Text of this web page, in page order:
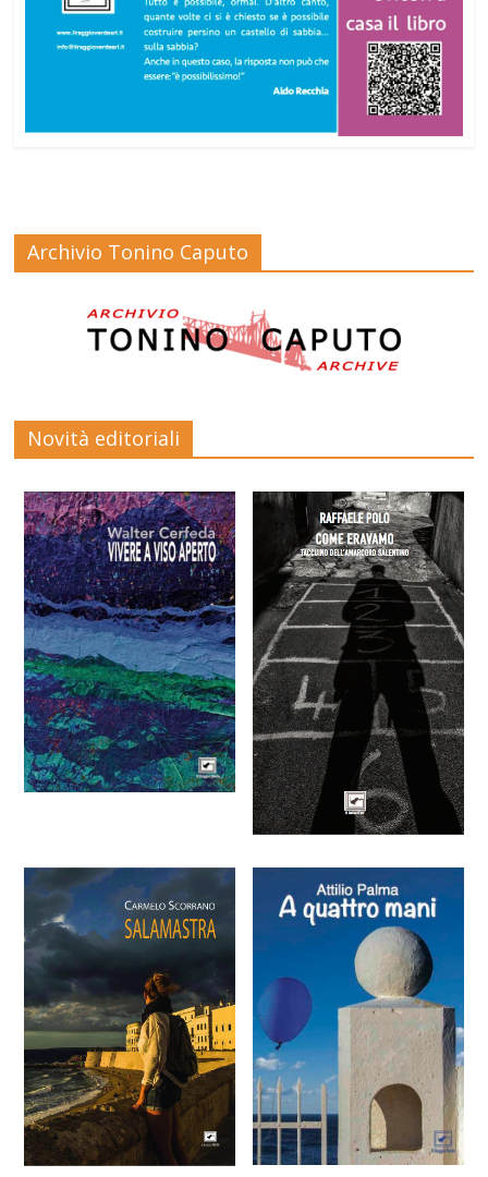
Archivio Tonino Caputo
Novità editoriali